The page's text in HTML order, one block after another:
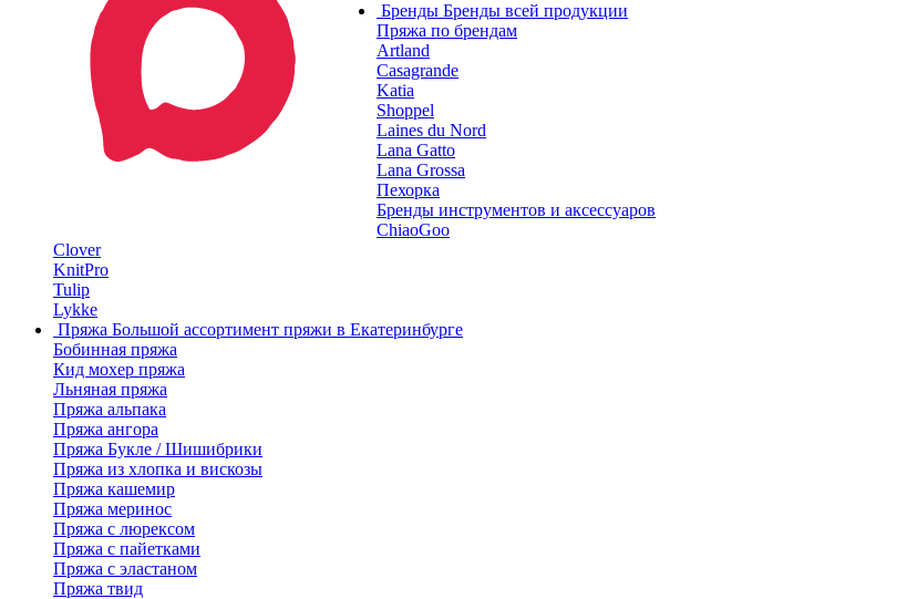
Бренды Бренды всей продукции
Пряжа по брендам
Artland
Casagrande
Katia
Shoppel
Laines du Nord
Lana Gatto
Lana Grossa
Пехорка
Бренды инструментов и аксессуаров
ChiaoGoo
Clover
KnitPro
Tulip
Lykke
Пряжа Большой ассортимент пряжи в Екатеринбурге
Бобинная пряжа
Кид мохер пряжа
Льняная пряжа
Пряжа альпака
Пряжа ангора
Пряжа Букле / Шишибрики
Пряжа из хлопка и вискозы
Пряжа кашемир
Пряжа меринос
Пряжа с люрексом
Пряжа с пайетками
Пряжа с эластаном
Пряжа твид